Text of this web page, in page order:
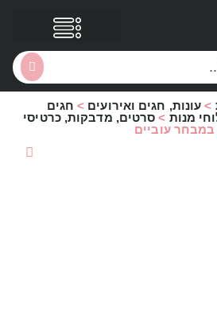
> עונות, חגים ואירועים > חגים
מנות > סרטים, מדבקות, כרטיסי
עוביים